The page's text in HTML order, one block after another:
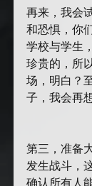
再来，我会
和恐惧，你
学校与学生
珍贵的，所
场，明白？
子，我会再
第三，准备
发生战斗，